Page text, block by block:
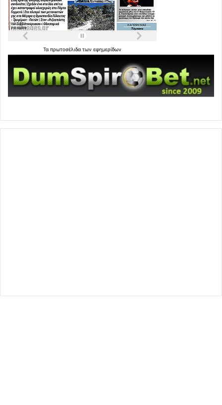
Τα πρωτοσέλιδα των εφημερίδων